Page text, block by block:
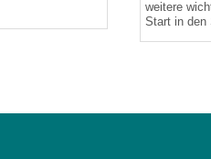
weitere
Start in den